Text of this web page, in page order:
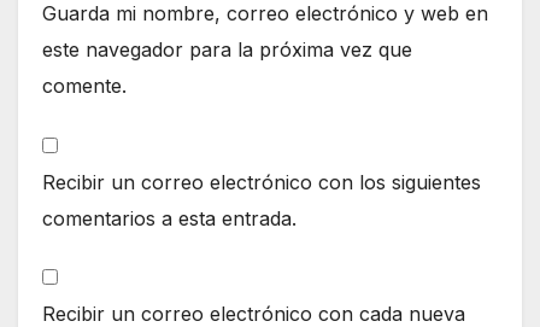
Guarda mi nombre, correo electrónico y web en
este navegador para la próxima vez que
comente.
Recibir un correo electrónico con los siguientes
comentarios a esta entrada.
Recibir un correo electrónico con cada nueva